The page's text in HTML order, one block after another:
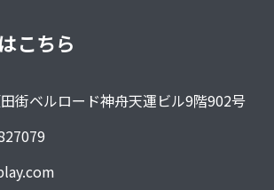
こちら
街ベルロード神舟天運ビル9階902号